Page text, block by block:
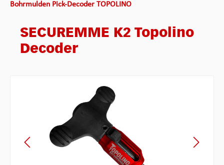
Bohrmulden Pick-Decoder TOPOLINO
SECUREMME K2 Topolino
Decoder
Bildergalerie überspringen